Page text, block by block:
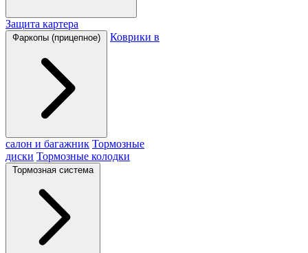
Защита картера
Фаркопы (прицепное) Коврики в
салон и багажник Тормозные
диски Тормозные колодки
Тормозная система